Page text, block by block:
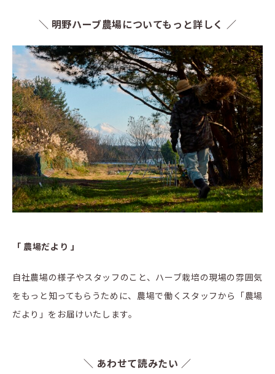
＼ 明野ハーブ農場についてもっと詳しく ／
「 農場だより 」
自社農場の様子やスタッフのこと、ハーブ栽培の現場の雰囲気
をもっと知ってもらうために、農場で働くスタッフから「農場
だより」をお届けいたします。
＼ あわせて読みたい ／